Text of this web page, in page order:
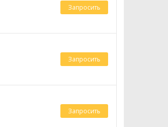
Запросить
Запросить
Запросить